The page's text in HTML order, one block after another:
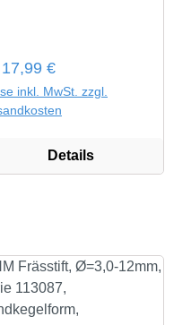
Preis:
17,99 €
inkl. MwSt. zzgl.
Details